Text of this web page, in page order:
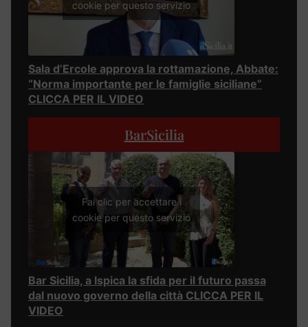
cookie per questo servizio
Sala d’Ercole approva la rottamazione, Abbate:
“Norma importante per le famiglie siciliane”
CLICCA PER IL VIDEO
BarSicilia
Fai clic per accettare i
cookie per questo servizio
Bar Sicilia, a Ispica la sfida per il futuro passa
dal nuovo governo della città CLICCA PER IL
VIDEO